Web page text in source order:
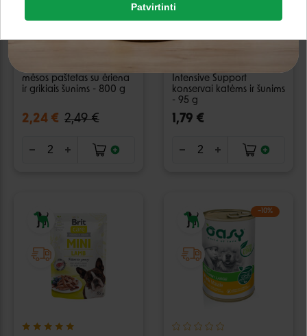
mėsos paštetas su ėriena
ir grikiais šunims - 800 g
2,24 € 2,49 €
Intensive Support
konservai katėms ir šunims
- 95 g
1,79 €
−10%
Negalite prisijungti prie paskyros?
Patvirtinti